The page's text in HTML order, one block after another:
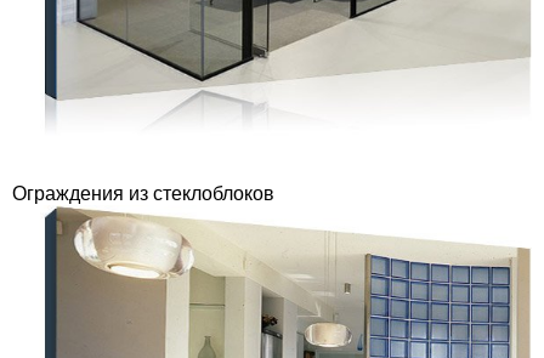
Ограждения из стеклоблоков